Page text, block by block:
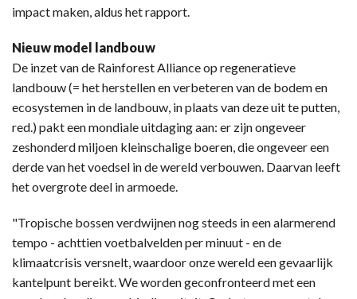
impact maken, aldus het rapport.
Nieuw model landbouw
De inzet van de Rainforest Alliance op regeneratieve
landbouw (= het herstellen en verbeteren van de bodem en
ecosystemen in de landbouw, in plaats van deze uit te putten,
red.) pakt een mondiale uitdaging aan: er zijn ongeveer
zeshonderd miljoen kleinschalige boeren, die ongeveer een
derde van het voedsel in de wereld verbouwen. Daarvan leeft
het overgrote deel in armoede.
"Tropische bossen verdwijnen nog steeds in een alarmerend
tempo - achttien voetbalvelden per minuut - en de
klimaatcrisis versnelt, waardoor onze wereld een gevaarlijk
kantelpunt bereikt. We worden geconfronteerd met een